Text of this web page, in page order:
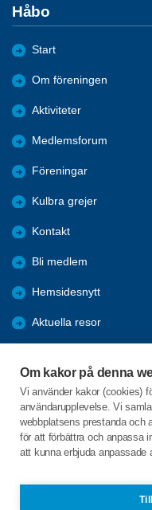
Om kakor på denna
Vi använder kakor (cookies)
användarupplevelse. Vi
webbplatsens prestanda och
för att förbättra och anpassa
att kunna erbjuda anpassade
Håbo
Start
Om föreningen
Aktiviteter
Medlemsforum
Föreningar
Kulbra grejer
Kontakt
Bli medlem
Hemsidesnytt
Aktuella resor
Trygghetsringning
Gårdsrådet
C/o:Skeppsgården